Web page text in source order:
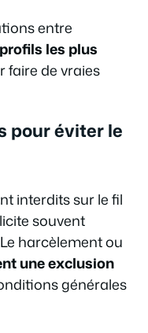
entre
les plus
faire de vraies
pour éviter le
interdits sur le fil
souvent
harcèlement ou
une exclusion
générales